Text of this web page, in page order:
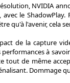
NVIDIA
le
qu'à l'avenir, cela
de la capture
à
tout de même
Dommage